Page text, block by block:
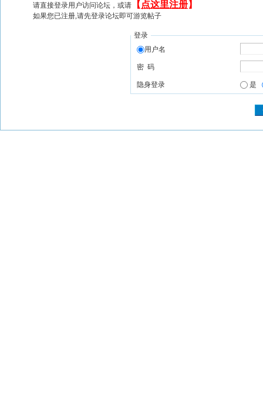
请直接登录用户访问论坛，或请 【 点这里注册】
如果您已注册,请先登录论坛即可游览帖子
登录
用户名
密 码
隐身登录 是